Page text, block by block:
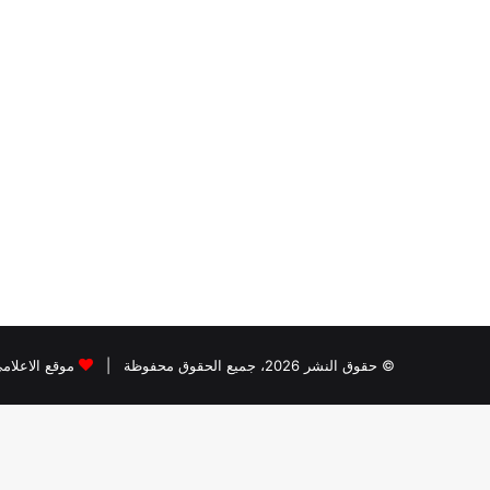
© حقوق النشر 2026، جميع الحقوق محفوظة | موقع